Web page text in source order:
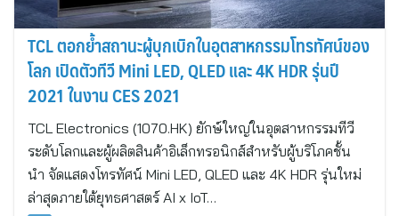
TCL ตอกย้ำสถานะผู้บุกเบิกในอุตสาหกรรมโทรทัศน์ของ
โลก เปิดตัวทีวี Mini LED, QLED และ 4K HDR รุ่นปี
2021 ในงาน CES 2021
TCL Electronics (1070.HK) ยักษ์ใหญ่ในอุตสาหกรรมทีวี
ระดับโลกและผู้ผลิตสินค้าอิเล็กทรอนิกส์สำหรับผู้บริโภคชั้น
นำ จัดแสดงโทรทัศน์ Mini LED, QLED และ 4K HDR รุ่นใหม่
ล่าสุดภายใต้ยุทธศาสตร์ AI x IoT…